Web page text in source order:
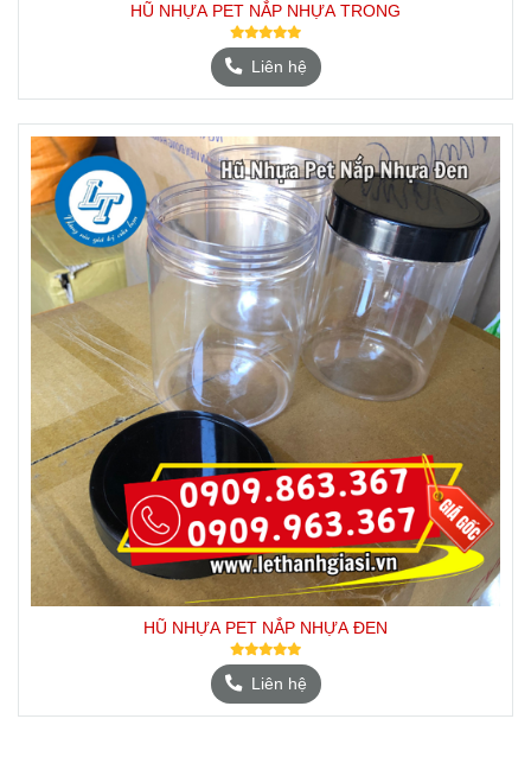
HŨ NHỰA PET NẮP NHỰA TRONG
Liên hệ
HŨ NHỰA PET NẮP NHỰA ĐEN
Liên hệ